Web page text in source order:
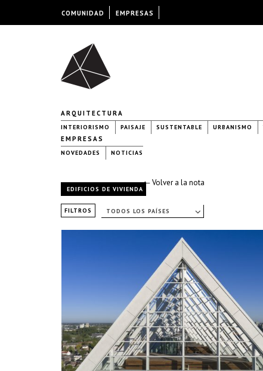
ARQUITECTURA
INTERIORISMO PAISAJE SUSTENTABLE URBANISMO
EMPRESAS
NOVEDADES NOTICIAS
← Volver a la nota
EDIFICIOS DE VIVIENDA
FILTROS TODOS LOS PAÍSES
COMUNIDAD EMPRESAS